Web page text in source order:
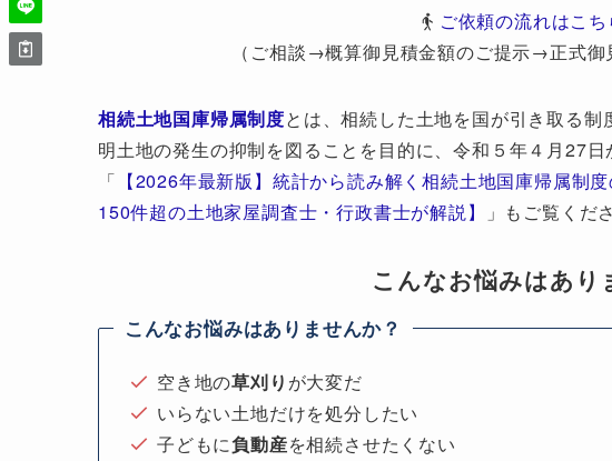
ご依頼の流れはこち
（ご相談→概算御見積金額のご提示→正式御
相続土地国庫帰属制度とは、相続した土地を国が引き取る
明土地の発生の抑制を図ることを目的に、令和５年４月27日
「 【2026年最新版】統計から読み解く相続土地国庫帰属制
150件超の土地家屋調査士・行政書士が解説】
」もご覧くだ
こんなお悩みはあり
こんなお悩みはありませんか？
空き地の草刈り が大変だ
いらない土地だけを処分したい
子どもに負動産を相続させたくない